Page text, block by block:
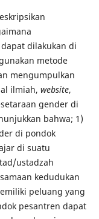
dilakukan di
metode
mengumpulkan
ilmiah, website,
gender di
bahwa; 1)
di pondok
di suatu
ustadzah
kedudukan
peluang yang
pesantren dapat